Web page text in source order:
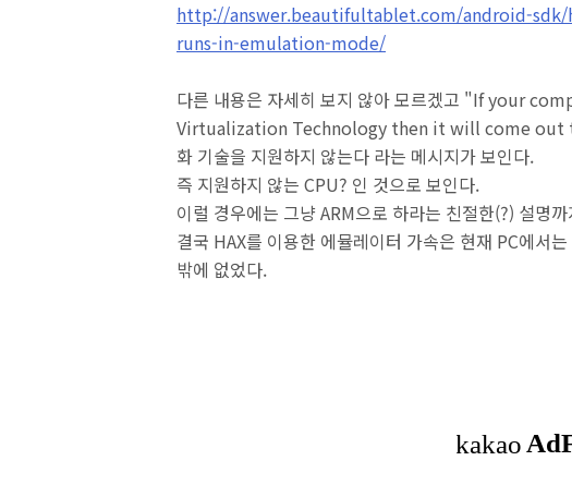
http://answer.beautifultablet.com/android-
runs-in-emulation-mode/
다른 내용은 자세히 보지 않아 모르겠고 "If your
Virtualization Technology then it will come out
화 기술을 지원하지 않는다 라는 메시지가 보인다.
즉 지원하지 않는 CPU? 인 것으로 보인다.
이럴 경우에는 그냥 ARM으로 하라는 친절한(?) 설명
결국 HAX를 이용한 에뮬레이터 가속은 현재 PC에서
밖에 없었다.